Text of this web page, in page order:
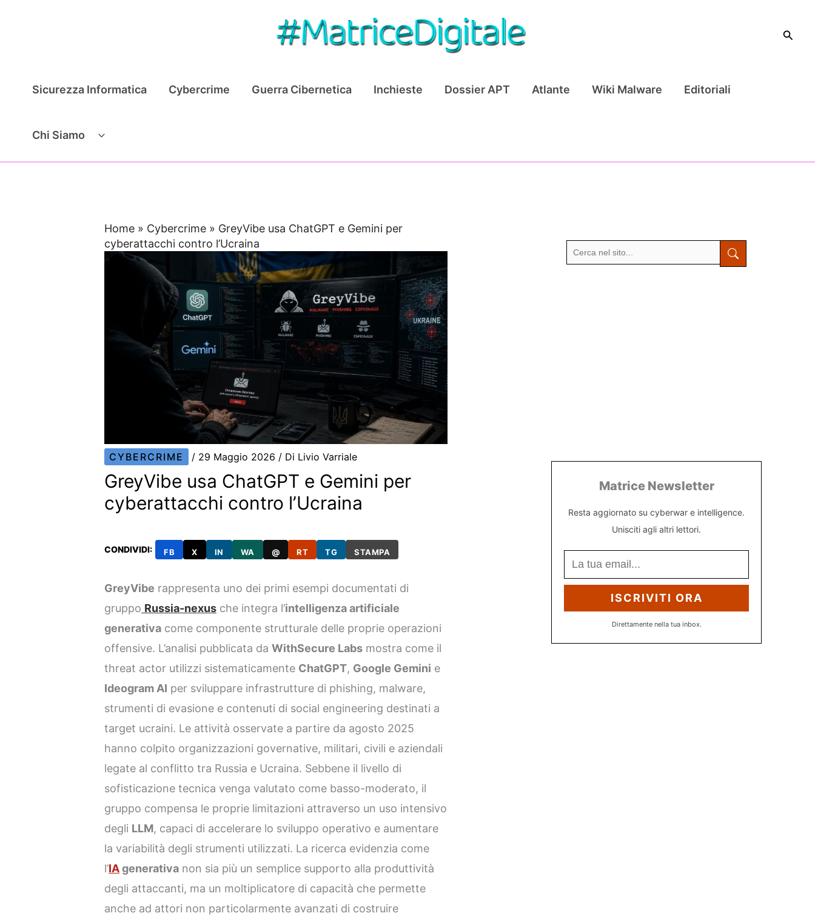
Cerca
Sicurezza Informatica Cybercrime Guerra Cibernetica Inchieste Dossier APT Atlante Wiki Malware Editoriali
Chi Siamo
Home » Cybercrime » GreyVibe usa ChatGPT e Gemini per
cyberattacchi contro l’Ucraina
CYBERCRIME / 29 Maggio 2026 / Di Livio Varriale
GreyVibe usa ChatGPT e Gemini per
cyberattacchi contro l’Ucraina
CONDIVIDI: FB X IN WA @ RT TG STAMPA
GreyVibe rappresenta uno dei primi esempi documentati di
gruppo Russia-nexus che integra l’intelligenza artificiale
generativa come componente strutturale delle proprie operazioni
offensive. L’analisi pubblicata daWithSecure Labs mostra come il
threat actor utilizzi sistematicamente ChatGPT, Google Gemini e
Ideogram AI per sviluppare infrastrutture di phishing, malware,
strumenti di evasione e contenuti di social engineering destinati a
target ucraini. Le attività osservate a partire da agosto 2025
hanno colpito organizzazioni governative, militari, civili e aziendali
legate al conflitto tra Russia e Ucraina. Sebbene il livello di
sofisticazione tecnica venga valutato come basso-moderato, il
gruppo compensa le proprie limitazioni attraverso un uso intensivo
degli LLM, capaci di accelerare lo sviluppo operativo e aumentare
la variabilità degli strumenti utilizzati. La ricerca evidenzia come
l’IAgenerativa non sia più un semplice supporto alla produttività
degli attaccanti, ma un moltiplicatore di capacità che permette
anche ad attori non particolarmente avanzati di costruire
Matrice Newsletter
Resta aggiornato su cyberwar e intelligence.
Unisciti agli altri lettori.
ISCRIVITI ORA
Direttamente nella tua inbox.